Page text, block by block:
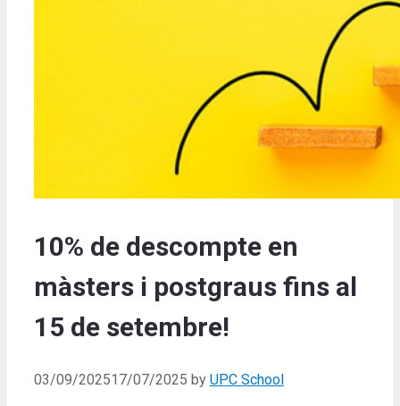
10% de descompte en
màsters i postgraus fins al
15 de setembre!
03/09/202517/07/2025 by UPC School